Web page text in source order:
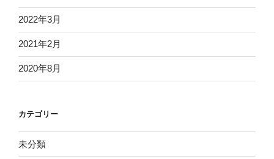
2022年3月
2021年2月
2020年8月
カテゴリー
未分類